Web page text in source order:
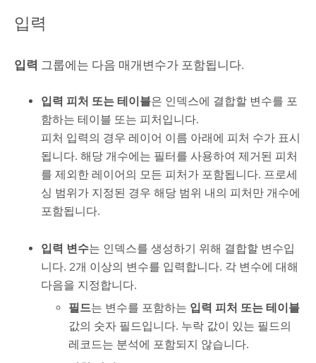
입력
입력 그룹에는 다음 매개변수가 포함됩니다.
입력 피처 또는 테이블은 인덱스에 결합할 변수를 포
함하는 테이블 또는 피처입니다.
피처 입력의 경우 레이어 이름 아래에 피처 수가 표시
됩니다. 해당 개수에는 필터를 사용하여 제거된 피처
를 제외한 레이어의 모든 피처가 포함됩니다. 프로세
싱 범위가 지정된 경우 해당 범위 내의 피처만 개수에
포함됩니다.
입력 변수는 인덱스를 생성하기 위해 결합할 변수입
니다. 2개 이상의 변수를 입력합니다. 각 변수에 대해
다음을 지정합니다.
필드는 변수를 포함하는 입력 피처 또는 테이블
값의 숫자 필드입니다. 누락 값이 있는 필드의
레코드는 분석에 포함되지 않습니다.